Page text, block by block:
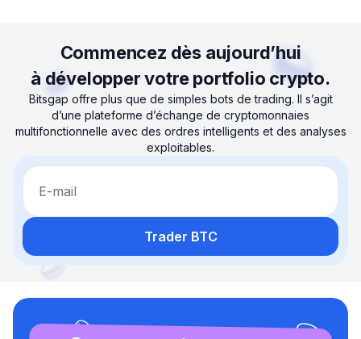
Commencez dès aujourd’hui
à développer votre portfolio crypto.
Bitsgap offre plus que de simples bots de trading. Il s’agit
d’une plateforme d’échange de cryptomonnaies
multifonctionnelle avec des ordres intelligents et des analyses
exploitables.
E-mail
Trader BTC